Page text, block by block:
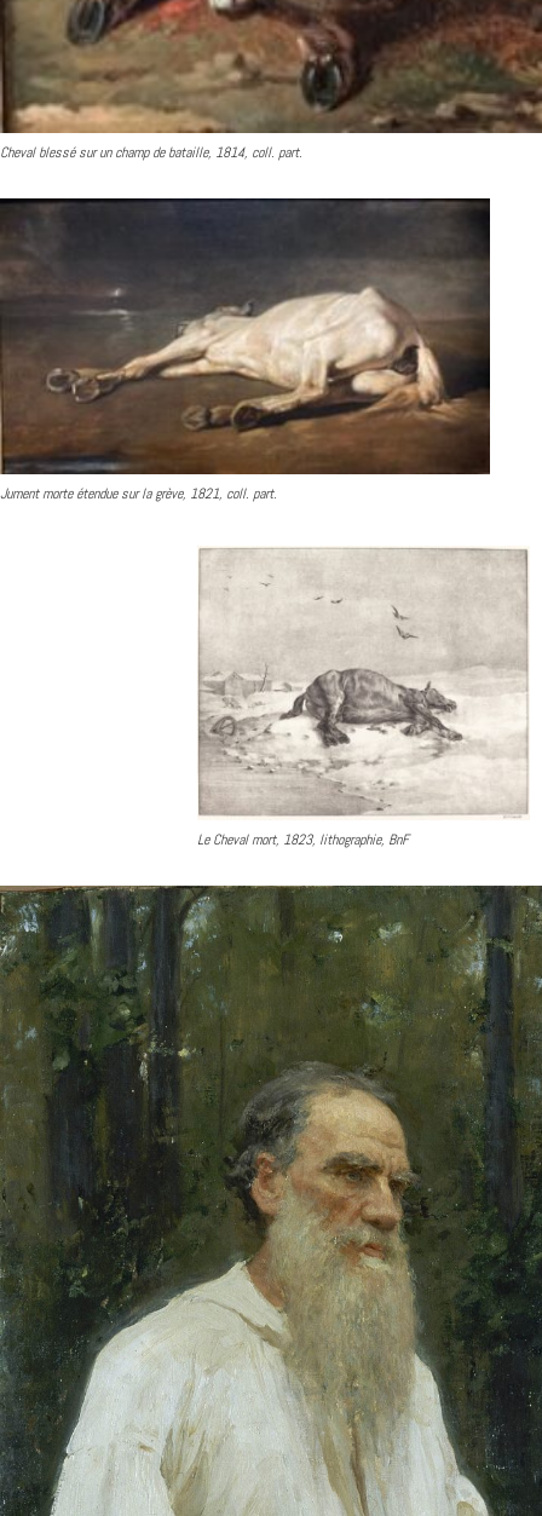
Cheval blessé sur un champ de bataille, 1814, coll. part.
Jument morte étendue sur la grève, 1821, coll. part.
Le Cheval mort, 1823, lithographie, BnF